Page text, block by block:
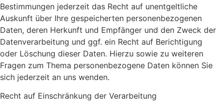
Bestimmungen jederzeit das Recht auf unentgeltliche
Auskunft über Ihre gespeicherten personenbezogenen
Daten, deren Herkunft und Empfänger und den Zweck der
Datenverarbeitung und ggf. ein Recht auf Berichtigung
oder Löschung dieser Daten. Hierzu sowie zu weiteren
Fragen zum Thema personenbezogene Daten können Sie
sich jederzeit an uns wenden.
Recht auf Einschränkung der Verarbeitung